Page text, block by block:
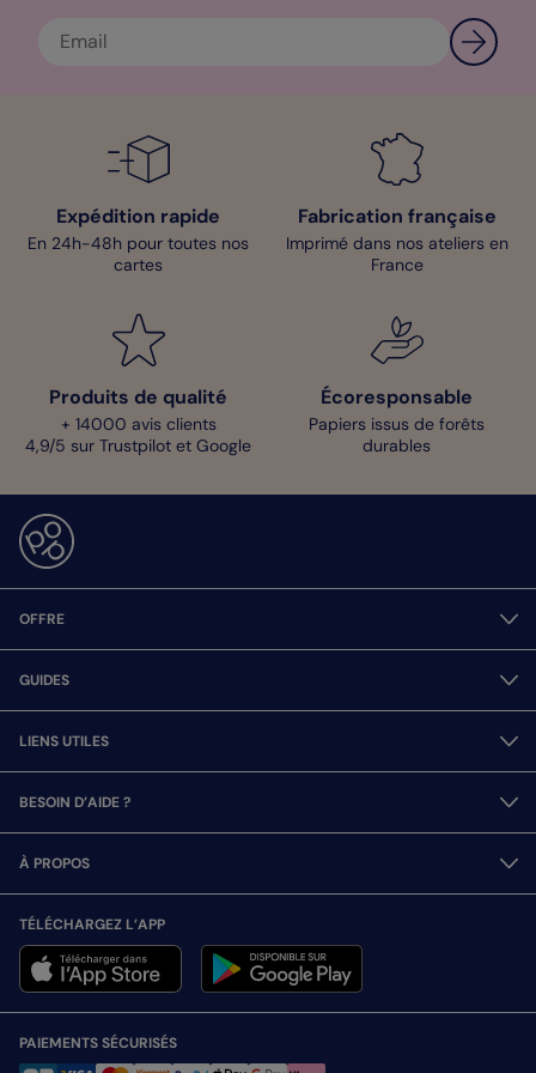
Expédition rapide
En 24h-48h pour toutes nos
cartes
Fabrication française
Imprimé dans nos ateliers en
France
Produits de qualité
+ 14000 avis clients
4,9/5 sur Trustpilot et Google
Écoresponsable
Papiers issus de forêts
durables
OFFRE
GUIDES
LIENS UTILES
BESOIN D’AIDE ?
À PROPOS
TÉLÉCHARGEZ L’APP
PAIEMENTS SÉCURISÉS